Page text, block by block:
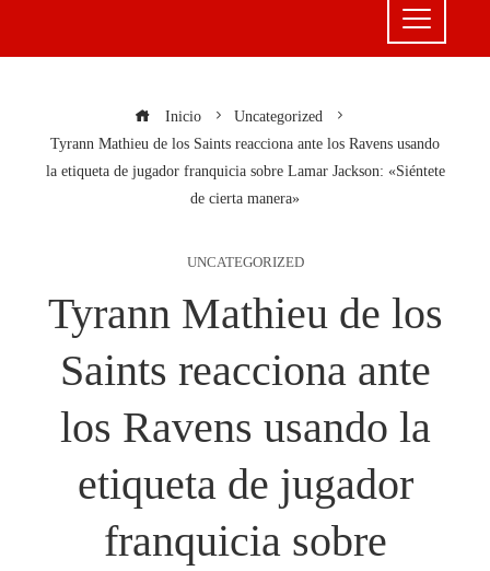
Inicio
Uncategorized
Tyrann Mathieu de los Saints reacciona ante los Ravens usando
la etiqueta de jugador franquicia sobre Lamar Jackson: «Siéntete
de cierta manera»
UNCATEGORIZED
Tyrann Mathieu de los
Saints reacciona ante
los Ravens usando la
etiqueta de jugador
franquicia sobre